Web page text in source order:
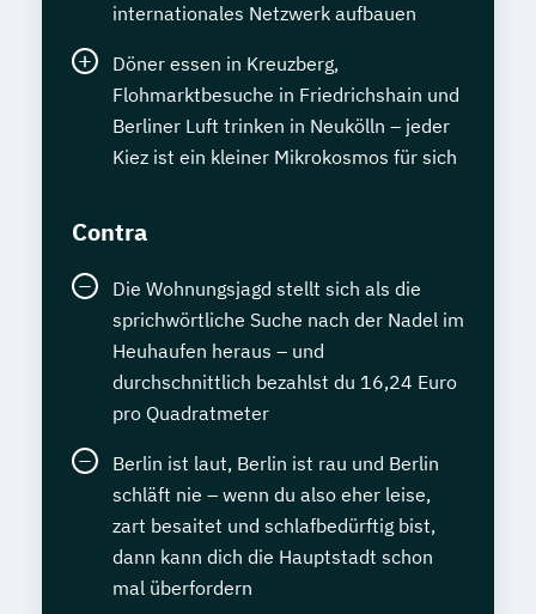
internationales Netzwerk aufbauen
Döner essen in Kreuzberg,
Flohmarktbesuche in Friedrichshain und
Berliner Luft trinken in Neukölln – jeder
Kiez ist ein kleiner Mikrokosmos für sich
Contra
Die Wohnungsjagd stellt sich als die
sprichwörtliche Suche nach der Nadel im
Heuhaufen heraus – und
durchschnittlich bezahlst du 16,24 Euro
pro Quadratmeter
Berlin ist laut, Berlin ist rau und Berlin
schläft nie – wenn du also eher leise,
zart besaitet und schlafbedürftig bist,
dann kann dich die Hauptstadt schon
mal überfordern